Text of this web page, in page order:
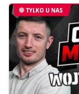
TYLKO U NAS